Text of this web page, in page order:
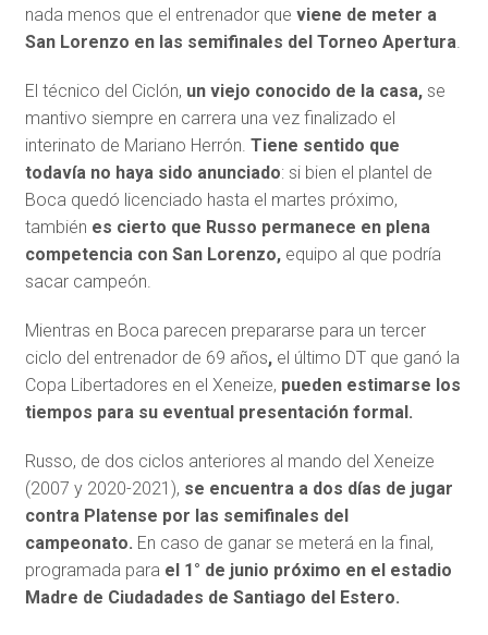
nada menos que el entrenador que viene de meter a
San Lorenzo en las semifinales del Torneo Apertura.
El técnico del Ciclón, un viejo conocido de la casa, se
mantivo siempre en carrera una vez finalizado el
interinato de Mariano Herrón. Tiene sentido que
todavía no haya sido anunciado: si bien el plantel de
Boca quedó licenciado hasta el martes próximo,
también es cierto que Russo permanece en plena
competencia con San Lorenzo,equipo al que podría
sacar campeón.
Mientras en Boca parecen prepararse para un tercer
ciclo del entrenador de 69 años, el último DT que ganó la
Copa Libertadores en el Xeneize, pueden estimarse los
tiempos para su eventual presentación formal.
Russo, de dos ciclos anteriores al mando del Xeneize
(2007 y 2020-2021), se encuentra a dos días de jugar
contra Platense por las semifinales del
campeonato. En caso de ganar se meterá en la final,
programada para el 1° de junio próximo en el estadio
Madre de Ciudadades de Santiago del Estero.